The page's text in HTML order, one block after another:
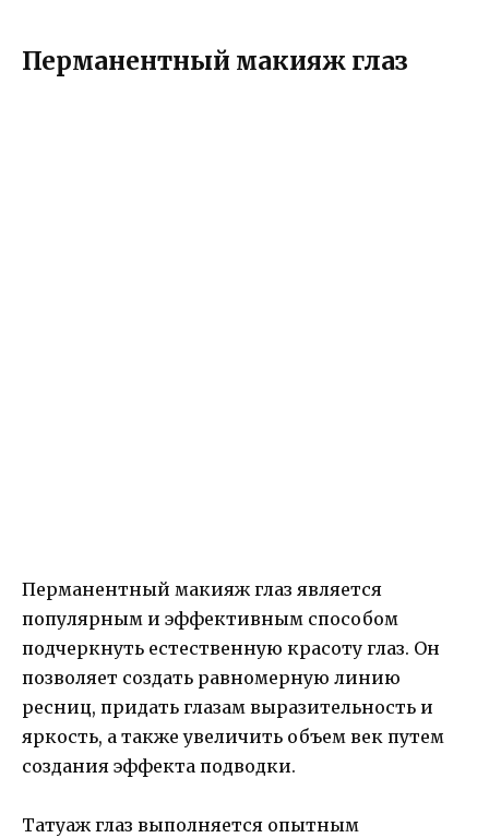
Перманентный макияж глаз
Перманентный макияж глаз является
популярным и эффективным способом
подчеркнуть естественную красоту глаз. Он
позволяет создать равномерную линию
ресниц, придать глазам выразительность и
яркость, а также увеличить объем век путем
создания эффекта подводки.
Татуаж глаз выполняется опытным